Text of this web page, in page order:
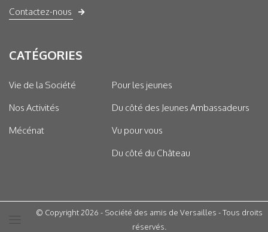
Contactez-nous
CATÉGORIES
Vie de la Société
Nos Activités
Mécénat
Pour les jeunes
Du côté des Jeunes Ambassadeurs
Vu pour vous
Du côté du Château
© Copyright 2026 - Société des amis de Versailles - Tous droits
réservés.